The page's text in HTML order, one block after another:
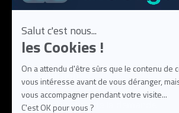
Solution
Planification de la demande